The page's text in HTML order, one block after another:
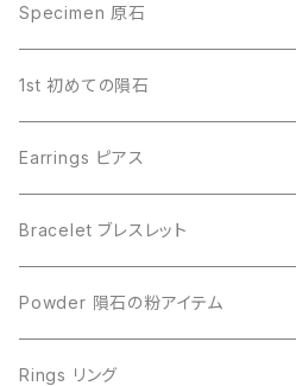
Gibeon ギベオン
Aletai アルタイ
Campo del Cielo カンポデルシエロ
Muonionalusta ムオニオナルスタ
Sericho セリコ
Libyan desert glass リビアングラス
Specimen 原石
Gibeon ギベオン
Campo del Cielo カンポデルシエロ
Aletai アルタイ
Muonionalusta ムオニオナルスタ
Henbury ヘンブリー
1st 初めての隕石
Earrings ピアス
Bracelet ブレスレット
ビーズ単品
Powder 隕石の粉アイテム
Rings リング